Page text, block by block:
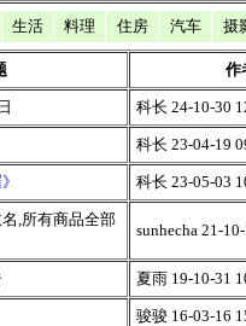
生活 料理 住房 汽车 摄
作
科长 24-10-30
科长 23-04-19
科长 23-05-03
,所有商品全部
sunhecha 21-
夏雨 19-10-31
骏骏 16-03-16